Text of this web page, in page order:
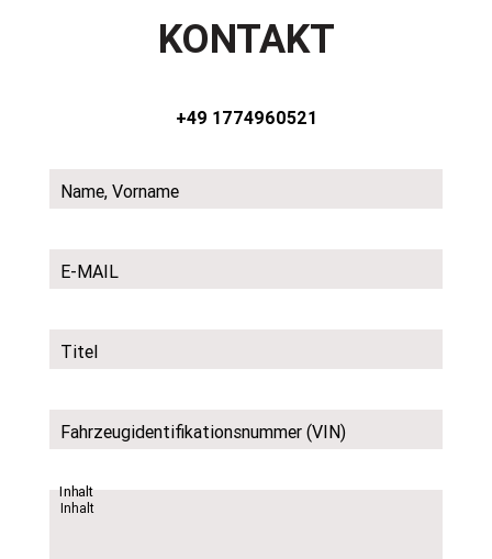
KONTAKT
+49 1774960521
Name, Vorname
E-MAIL
Titel
Fahrzeugidentifikationsnummer (VIN)
Inhalt